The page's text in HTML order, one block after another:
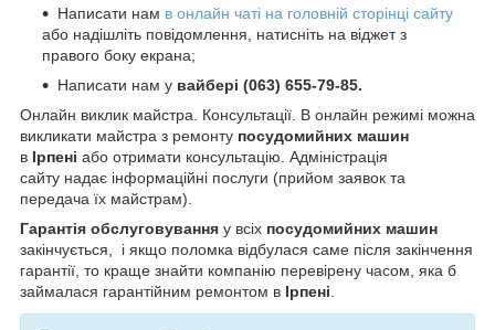
Написати нам в онлайн чаті на головній сторінці сайту
або надішліть повідомлення, натисніть на віджет з
правого боку екрана;
Написати нам у вайбері (063) 655-79-85.
Онлайн виклик майстра. Консультації. В онлайн режимі можна
викликати майстра з ремонту посудомийних машин
в Ірпені або отримати консультацію. Адміністрація
сайту надає інформаційні послуги (прийом заявок та
передача їх майстрам).
Гарантія обслуговування у всіх посудомийних машин
закінчується, і якщо поломка відбулася саме після закінчення
гарантії, то краще знайти компанію перевірену часом, яка б
займалася гарантійним ремонтом в Ірпені